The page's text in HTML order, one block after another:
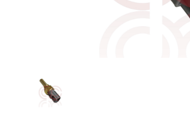
エンジンパーツ 1G-EU GA61
クラッチパーツ（マスターシリンダー クラ
ステアリングパーツ（各種リペアキット ラ
足回りパーツ（アッパーマウント ベアリング